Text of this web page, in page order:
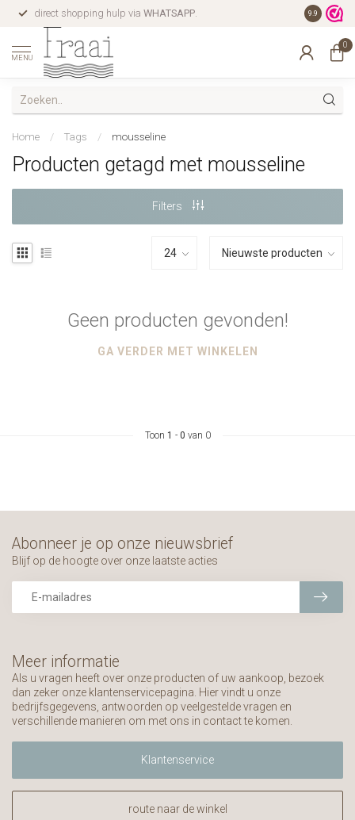
direct shopping hulp via WHATSAPP. gratis
9.9
MENU
0
Home / Tags / mousseline
Producten getagd met mousseline
Filters
Geen producten gevonden!
GA VERDER MET WINKELEN
Toon 1 - 0 van 0
Meer informatie
Als u vragen heeft over onze producten of uw aankoop, bezoek
dan zeker onze klantenservicepagina. Hier vindt u onze
bedrijfsgegevens, antwoorden op veelgestelde vragen en
verschillende manieren om met ons in contact te komen.
Klantenservice
route naar de winkel
Abonneer je op onze nieuwsbrief
Blijf op de hoogte over onze laatste acties